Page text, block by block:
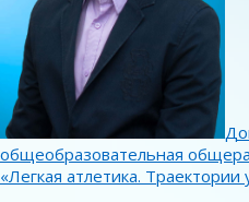
общеобразовательная
«Легкая атлетика. Траектории